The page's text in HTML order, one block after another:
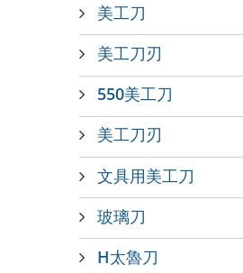
美工刀
美工刀刃
550美工刀
美工刀刃
文具用美工刀
玻璃刀
H太魯刀